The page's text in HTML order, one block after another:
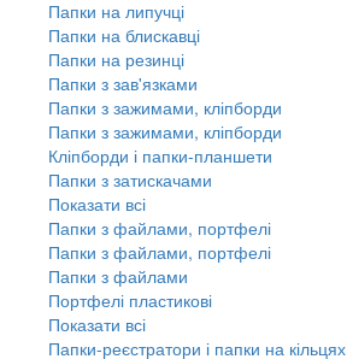
Папки на липучці
Папки на блискавці
Папки на резинці
Папки з зав'язками
Папки з зажимами, кліпборди
Папки з зажимами, кліпборди
Кліпборди і папки-планшети
Папки з затискачами
Показати всі
Папки з файлами, портфелі
Папки з файлами, портфелі
Папки з файлами
Портфелі пластикові
Показати всі
Папки-реєстратори і папки на кільцях